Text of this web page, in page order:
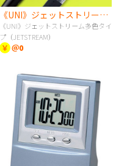
《UNI》ジェットストリーム多色タイプ（JETSTREAM）
《UNI》ジェットストリーム多色タイ
プ（JETSTREAM）
￥ ＠0